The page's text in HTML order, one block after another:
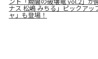
ナス 松嶋 みちる」ピックア
ャ」も登場！